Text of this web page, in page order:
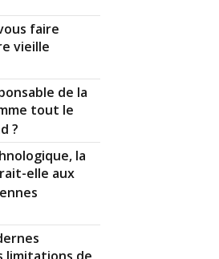
çà leur fait du bien à ces
de se remettre en
concessions qui pratiquent
tarifs prohibitifs notamment
TOP CONTRIBUTEUR
temps où Audi mettait en
de finition irréprochable est
sur le plastique noir
le passé chez les autres,
la presse minimise comme à
allemandes.
faire
vieille
de la
tout le
?
la
elle aux